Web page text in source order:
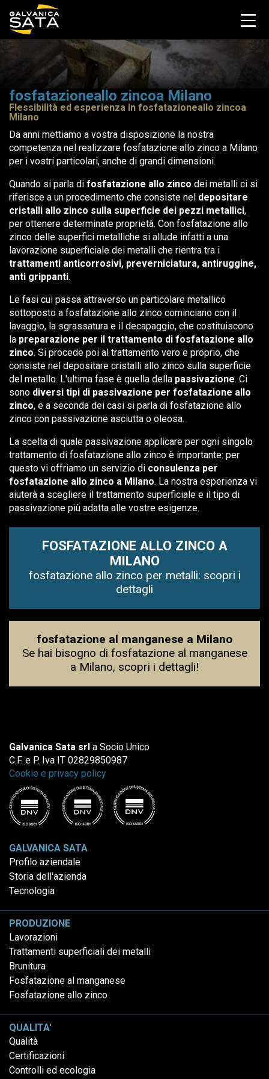
fosfatazioneallo zincoa Milano
Flessibilità ed esperienza in fosfatazioneallo zincoa
Milano
Da anni mettiamo a vostra disposizione la nostra
competenza nel realizzare fosfatazione allo zinco a Milano
per i vostri particolari, anche di grandi dimensioni.
Quando si parla di fosfatazione allo zinco dei metalli ci si
riferisce a un procedimento che consiste nel depositare
cristalli allo zinco sulla superficie dei pezzi metallici,
per ottenere determinate proprietà. Con fosfatazione allo
zinco delle superfici metalliche si allude infatti a una
lavorazione superficiale dei metalli che rientra tra i
trattamenti anticorrosivi, preverniciatura, antiruggine,
anti grippanti.
Le fasi cui passa attraverso un particolare metallico
sottoposto a fosfatazione allo zinco cominciano con il
lavaggio, la sgrassatura e il decapaggio, che costituiscono
la preparazione per il trattamento di fosfatazione allo
zinco. Si procede poi al trattamento vero e proprio, che
consiste nel depositare cristalli allo zinco sulla superficie
del metallo. L'ultima fase è quella della passivazione. Ci
sono diversi tipi di passivazione per fosfatazione allo
zinco, e a seconda dei casi si parla di fosfatazione allo
zinco con passivazione asciutta o oleosa.
La scelta di quale passivazione applicare per ogni singolo
trattamento di fosfatazione allo zinco è importante: per
questo vi offriamo un servizio di consulenza per
fosfatazione allo zinco a Milano. La nostra esperienza vi
aiuterà a scegliere il trattamento superficiale e il tipo di
passivazione più adatta alle vostre esigenze.
FOSFATAZIONE ALLO ZINCO A
MILANO
fosfatazione allo zinco per metalli: scopri i
dettagli
fosfatazione al manganese a Milano
Se hai bisogno di fosfatazione al manganese
a Milano, scopri i dettagli!
Galvanica Sata srl a Socio Unico
C.F. e P. Iva IT 02829850987
Cookie e privacy policy
GALVANICA SATA
Profilo aziendale
Storia dell'azienda
Tecnologia
PRODUZIONE
Lavorazioni
Trattamenti superficiali dei metalli
Brunitura
Fosfatazione al manganese
Fosfatazione allo zinco
QUALITA'
Qualità
Certificazioni
Controlli ed ecologia